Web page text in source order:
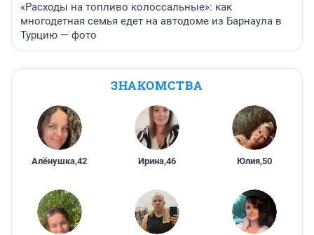
«Расходы на топливо колоссальные»: как
многодетная семья едет на автодоме из Барнаула в
Турцию — фото
ЗНАКОМСТВА
Алёнушка,42 Ирина,46 Юлия,50